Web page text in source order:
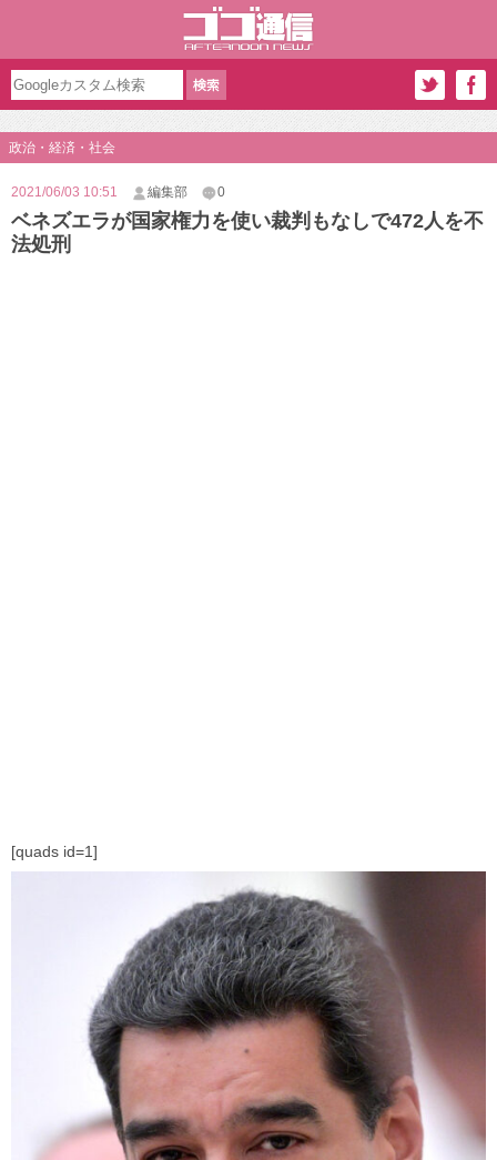
政治・経済・社会
2021/06/03 10:51 編集部 0
ベネズエラが国家権力を使い裁判もなしで472人を不
法処刑
[quads id=1]